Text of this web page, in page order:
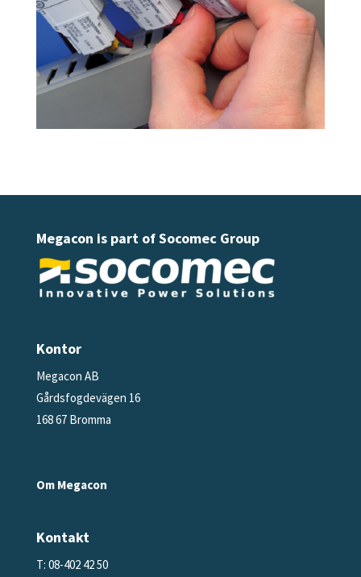
Megacon is part of Socomec Group
Kontor
Megacon AB
Gårdsfogdevägen 16
168 67 Bromma
Om Megacon
Kontakt
T: 08-402 42 50